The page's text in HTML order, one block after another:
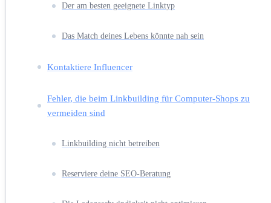
Der am besten geeignete Linktyp
Das Match deines Lebens könnte nah sein
Kontaktiere Influencer
Fehler, die beim Linkbuilding für Computer-Shops zu
vermeiden sind
Linkbuilding nicht betreiben
Reserviere deine SEO-Beratung